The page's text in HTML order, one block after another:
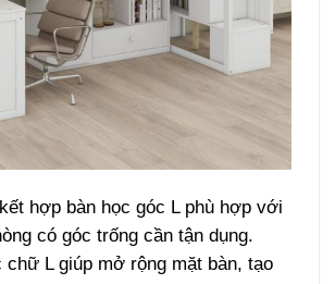
hợp bàn học góc L phù hợp với
có góc trống cần tận dụng.
chữ L giúp mở rộng mặt bàn, tạo